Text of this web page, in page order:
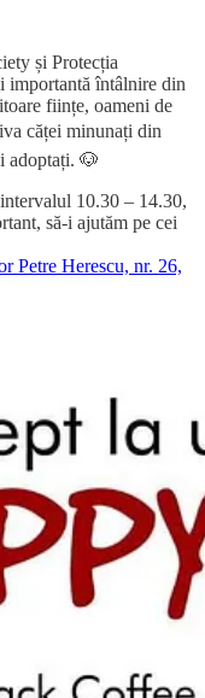
și Protecția
importantă întâlnire din
ființe, oameni de
căței minunați din
adoptați. 🐶
10.30 – 14.30,
să-i ajutăm pe cei
Petre Herescu, nr. 26,